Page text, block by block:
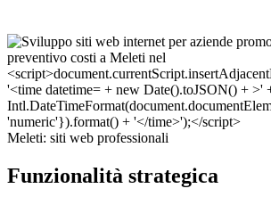
Meleti: siti web professionali
Funzionalità strategica